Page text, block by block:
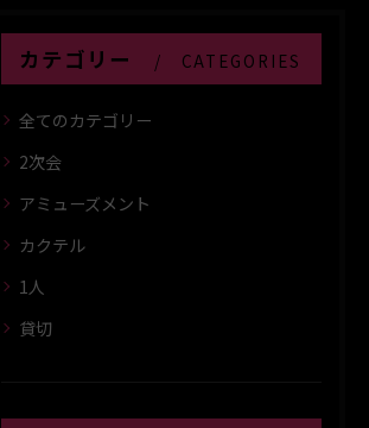
カテゴリー CATEGORIES
全てのカテゴリー
2次会
アミューズメント
カクテル
1人
貸切